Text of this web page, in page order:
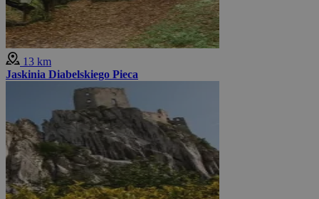
13 km
Jaskinia Diabelskiego Pieca